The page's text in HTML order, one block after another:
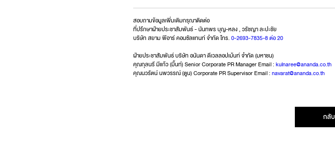
สอบถามข้อมูลเพิ่มเติมกรุณาติดต่อ
ที่ปรึกษาฝ่ายประชาสัมพันธ์ - นันทพร บุญ-หลง , วรัชญา ละปะชัย
บริษัท สยาม พีอาร์ คอนซัลแทนท์ จำกัด โทร.0-2693-7835-8 ต่อ 20
ฝ่ายประชาสัมพันธ์ บริษัท อนันดา ดีเวลลอปเม้นท์ จำกัด (มหาชน)
คุณกุลนรี มีแก้ว (มิ้นท์) Senior Corporate PR Manager Email :kulnaree@ananda.co.th
คุณนวรัตน์ นพวรรณ์ (ตูน) Corporate PR Supervisor Email :navarat@ananda.co.th
กลับ